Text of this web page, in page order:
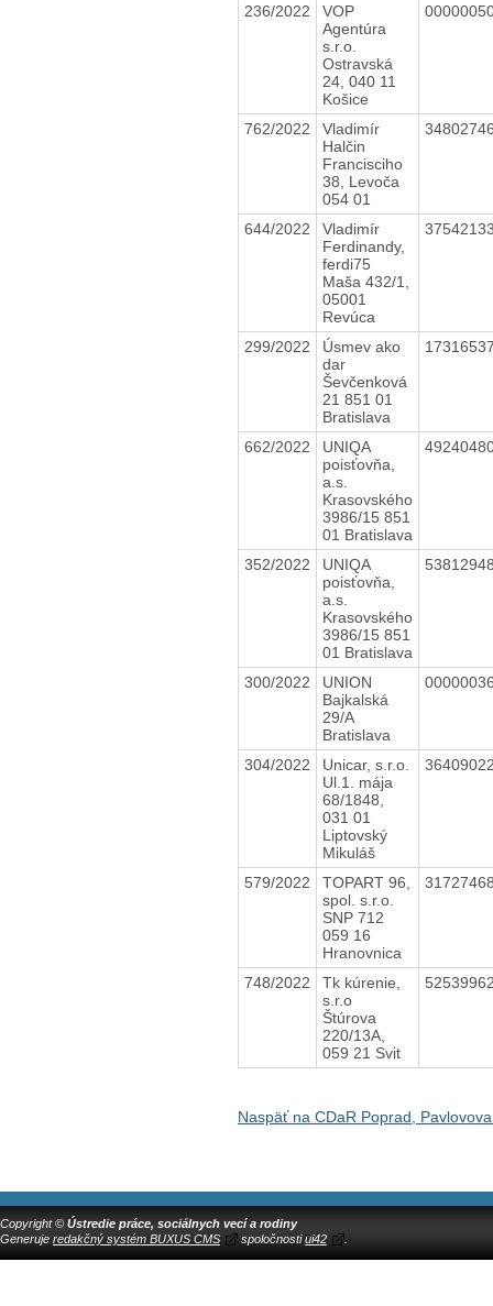
236/2022
VOP
Agentúra
s.r.o.
Ostravská
24, 040 11
Košice
762/2022
Vladimír
Halčin
Francisciho
38, Levoča
054 01
644/2022
Vladimír
Ferdinandy,
ferdi75
Maša 432/1,
05001
Revúca
299/2022
Úsmev ako
dar
Ševčenková
21 851 01
Bratislava
662/2022
UNIQA
poisťovňa,
a.s.
Krasovského
3986/15 851
01 Bratislava
352/2022
UNIQA
poisťovňa,
a.s.
Krasovského
3986/15 851
01 Bratislava
300/2022
UNION
Bajkalská
29/A
Bratislava
304/2022
Unicar, s.r.o.
Ul.1. mája
68/1848,
031 01
Liptovský
Mikuláš
579/2022
TOPART 96,
spol. s.r.o.
SNP 712
059 16
Hranovnica
748/2022
Tk kúrenie,
s.r.o
Štúrova
220/13A,
059 21 Svit
Naspäť na CDaR Poprad,
Copyright © Ústredie práce, sociálnych vecí a rodiny
Generuje redakčný systém BUXUS CMS spoločnostiui42